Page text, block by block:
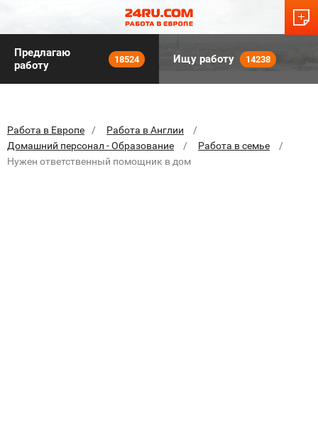
Предлагаю
работу
18524 Ищу работу 14238
Работа в Европе
Работа в Англии
Домашний персонал - Образование
Работа в семье
Нужен ответственный помощник в дом